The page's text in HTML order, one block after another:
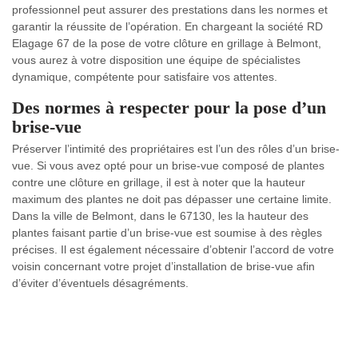
professionnel peut assurer des prestations dans les normes et
garantir la réussite de l’opération. En chargeant la société RD
Elagage 67 de la pose de votre clôture en grillage à Belmont,
vous aurez à votre disposition une équipe de spécialistes
dynamique, compétente pour satisfaire vos attentes.
Des normes à respecter pour la pose d’un
brise-vue
Préserver l’intimité des propriétaires est l’un des rôles d’un brise-
vue. Si vous avez opté pour un brise-vue composé de plantes
contre une clôture en grillage, il est à noter que la hauteur
maximum des plantes ne doit pas dépasser une certaine limite.
Dans la ville de Belmont, dans le 67130, les la hauteur des
plantes faisant partie d’un brise-vue est soumise à des règles
précises. Il est également nécessaire d’obtenir l’accord de votre
voisin concernant votre projet d’installation de brise-vue afin
d’éviter d’éventuels désagréments.